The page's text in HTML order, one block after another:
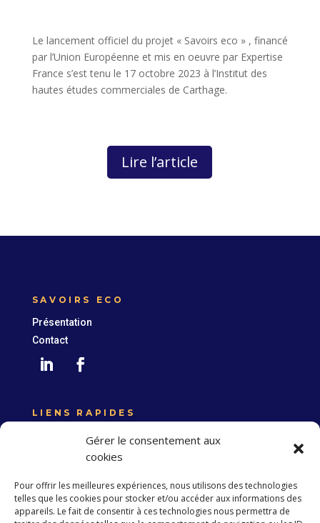
Gérer le consentement aux
cookies
Pour offrir les meilleures expériences, nous utilisons des technologies
telles que les cookies pour stocker et/ou accéder aux informations des
appareils. Le fait de consentir à ces technologies nous permettra de
Le lancement officiel du projet « Savoirs eco » , financé
par l’Union Européenne et mis en oeuvre par Expertise
France s’est tenu le 17 octobre 2023 à l’Institut des
hautes études commerciales de Carthage.
Lire l’article
SAVOIRS ECO
Présentation
Contact
LIENS RAPIDES
Expertise France
Union européenne